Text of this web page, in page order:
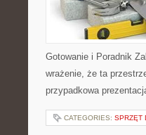
Gotowanie i Poradnik
wrażenie, że ta
przypadkowa
CATEGORIES: SPRZĘT